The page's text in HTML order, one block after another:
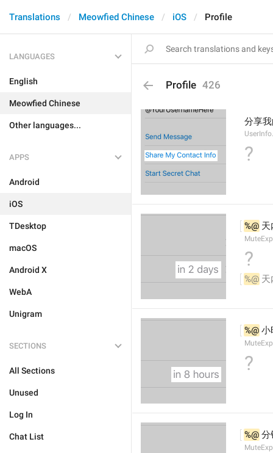
Translations Meowfied Chinese iOS Profile
LANGUAGES
English
Meowfied Chinese
Other languages...
APPS
Android
iOS
TDesktop
macOS
Android X
WebA
Unigram
SECTIONS
All Sections
Unused
Log In
Chat List
Profile 426
分享
?
%@ 天
?
%@ 天
%@ 小
?
%@ 分